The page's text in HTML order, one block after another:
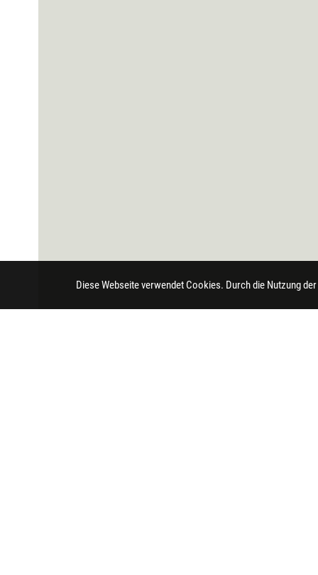
Diese Webseite verwendet Cookies. Durch die Nutzung